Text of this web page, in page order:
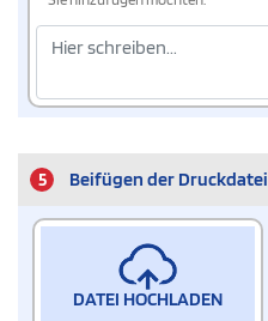
5 Beifügen der Druckdatei
DATEI HOCHLADEN